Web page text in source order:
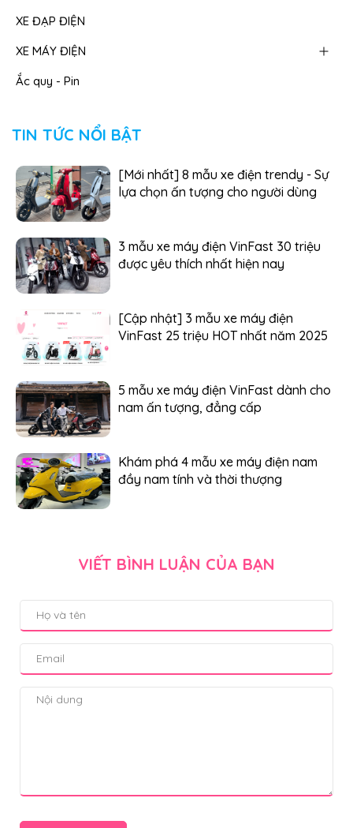
XE ĐẠP ĐIỆN
XE MÁY ĐIỆN
Ắc quy - Pin
TIN TỨC NỔI BẬT
[Mới nhất] 8 mẫu xe điện trendy - Sự
lựa chọn ấn tượng cho người dùng
3 mẫu xe máy điện VinFast 30 triệu
được yêu thích nhất hiện nay
[Cập nhật] 3 mẫu xe máy điện
VinFast 25 triệu HOT nhất năm 2025
5 mẫu xe máy điện VinFast dành cho
nam ấn tượng, đẳng cấp
Khám phá 4 mẫu xe máy điện nam
đầy nam tính và thời thượng
VIẾT BÌNH LUẬN CỦA BẠN